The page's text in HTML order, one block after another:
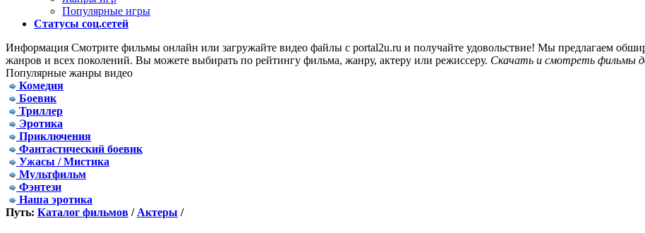
Популярные игры
Статусы соц.сетей
Информация Смотрите фильмы онлайн или загружайте видео файлы с portal2u.ru и получайте удовольствие! Мы предлагаем
жанров и всех поколений. Вы можете выбирать по рейтингу фильма, жанру, актеру или режиссеру. Скачать и смотреть фильмы
Популярные жанры видео
Комедия
Боевик
Триллер
Эротика
Приключения
Фантастический боевик
Ужасы / Мистика
Мультфильм
Фэнтези
Наша эротика
Путь: Каталог фильмов / Актеры /